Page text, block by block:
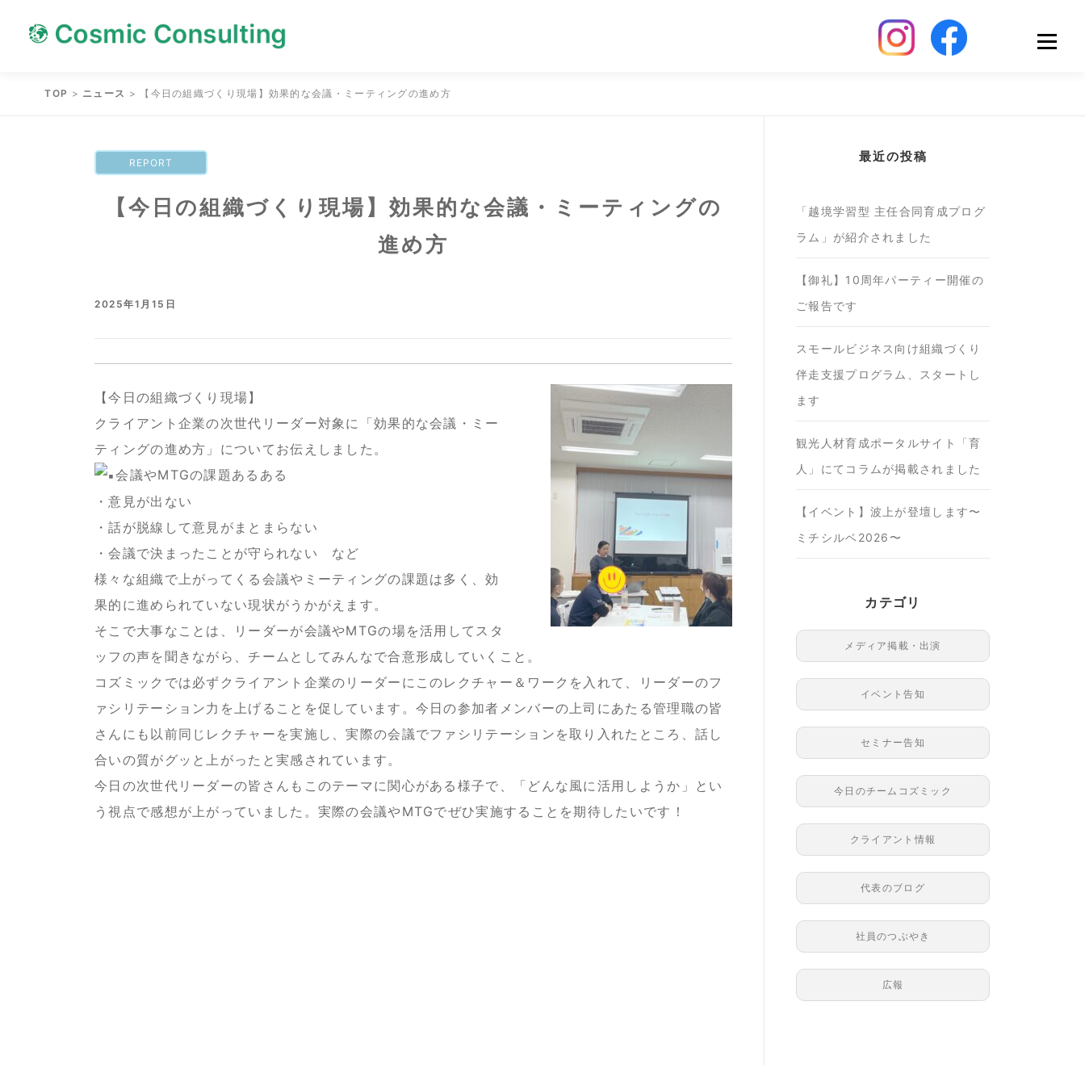
Menu
TOP > ニュース > 【今日の組織づくり現場】効果的な会議・ミーティングの進め方
REPORT
【今日の組織づくり現場】効果的な会議・ミーティングの
進め方
2025年1月15日
【今日の組織づくり現場】
クライアント企業の次世代リーダー対象に「効果的な会議・ミー
ティングの進め方」についてお伝えしました。
会議やMTGの課題あるある
・意見が出ない
・話が脱線して意見がまとまらない
・会議で決まったことが守られない など
様々な組織で上がってくる会議やミーティングの課題は多く、効
果的に進められていない現状がうかがえます。
そこで大事なことは、リーダーが会議やMTGの場を活用してスタ
ッフの声を聞きながら、チームとしてみんなで合意形成していくこと。
コズミックでは必ずクライアント企業のリーダーにこのレクチャー＆ワークを入れて、リーダーのフ
ァシリテーション力を上げることを促しています。今日の参加者メンバーの上司にあたる管理職の皆
さんにも以前同じレクチャーを実施し、実際の会議でファシリテーションを取り入れたところ、話し
合いの質がグッと上がったと実感されています。
今日の次世代リーダーの皆さんもこのテーマに関心がある様子で、「どんな風に活用しようか」とい
う視点で感想が上がっていました。実際の会議やMTGでぜひ実施することを期待したいです！
最近の投稿
「越境学習型 主任合同育成プログ
ラム」が紹介されました
【御礼】10周年パーティー開催の
ご報告です
スモールビジネス向け組織づくり
伴走支援プログラム、スタートし
ます
観光人材育成ポータルサイト「育
人」にてコラムが掲載されました
【イベント】波上が登壇します〜
ミチシルベ2026〜
カテゴリ
メディア掲載・出演
イベント告知
セミナー告知
今日のチームコズミック
クライアント情報
代表のブログ
社員のつぶやき
広報